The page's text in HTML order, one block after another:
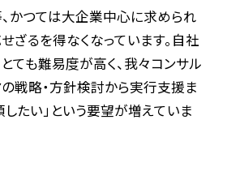
MURCについて
かつては大企業中心に求められ
ざるを得なくなっています。自社
ても難易度が高く、我々コンサル
の戦略・方針検討から実行支援ま
たい」という要望が増えていま